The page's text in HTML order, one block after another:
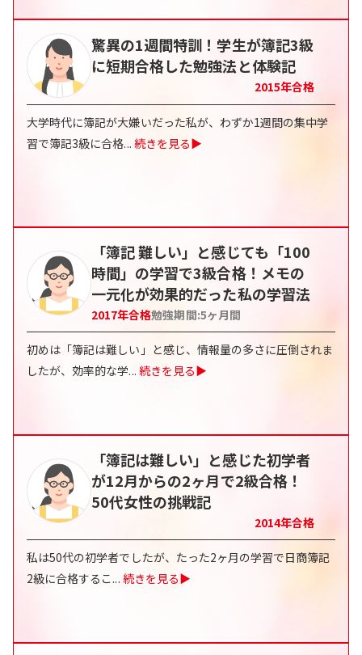
驚異の1週間特訓！学生が簿記3級
に短期合格した勉強法と体験記
2015年合格
大学時代に簿記が大嫌いだった私が、わずか1週間の集中学
習で簿記3級に合格... 続きを見る▶
「簿記 難しい」と感じても「100
時間」の学習で3級合格！メモの
一元化が効果的だった私の学習法
2017年合格勉強期間:5ヶ月間
初めは「簿記は難しい」と感じ、情報量の多さに圧倒されま
したが、効率的な学... 続きを見る▶
「簿記は難しい」と感じた初学者
が12月からの2ヶ月で2級合格！
50代女性の挑戦記
2014年合格
私は50代の初学者でしたが、たった2ヶ月の学習で日商簿記
2級に合格するこ... 続きを見る▶